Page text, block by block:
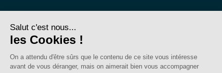
SE-Unsa est un syndicat de l’UNSA